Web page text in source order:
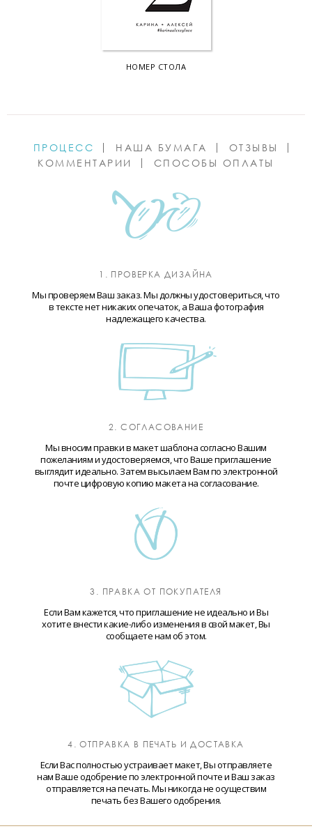
НОМЕР СТОЛА
ПРОЦЕСС НАША БУМАГА
ОТЗЫВЫ
КОММЕНТАРИИ
СПОСОБЫ ОПЛАТЫ
1. ПРОВЕРКА ДИЗАЙНА
Мы проверяем Ваш заказ. Мы должны удостовериться, что
в тексте нет никаких опечаток, а Ваша фотография
надлежащего качества.
2. СОГЛАСОВАНИЕ
Мы вносим правки в макет шаблона согласно Вашим
пожеланиям и удостоверяемся, что Ваше приглашение
выглядит идеально. Затем высылаем Вам по электронной
почте цифровую копию макета на согласование.
3. ПРАВКА ОТ ПОКУПАТЕЛЯ
Если Вам кажется, что приглашение не идеально и Вы
хотите внести какие-либо изменения в свой макет, Вы
сообщаете нам об этом.
4. ОТПРАВКА В ПЕЧАТЬ И ДОСТАВКА
Если Вас полностью устраивает макет, Вы отправляете
нам Ваше одобрение по электронной почте и Ваш заказ
отправляется на печать. Мы никогда не осуществим
печать без Вашего одобрения.